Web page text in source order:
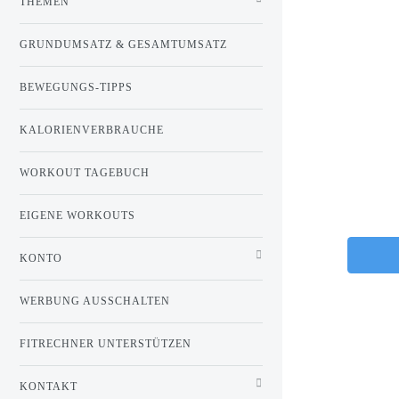
GRUNDUMSATZ & GESAMTUMSATZ
BEWEGUNGS-TIPPS
KALORIENVERBRAUCHE
WORKOUT TAGEBUCH
EIGENE WORKOUTS
KONTO
WERBUNG AUSSCHALTEN
FITRECHNER UNTERSTÜTZEN
KONTAKT